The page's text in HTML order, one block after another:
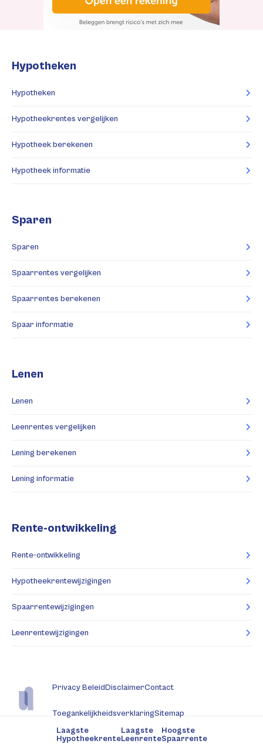
Hypotheken
Hypotheken
Hypotheekrentes vergelijken
Hypotheek berekenen
Hypotheek informatie
Sparen
Sparen
Spaarrentes vergelijken
Spaarrentes berekenen
Spaar informatie
Lenen
Lenen
Leenrentes vergelijken
Lening berekenen
Lening informatie
Rente-ontwikkeling
Rente-ontwikkeling
Hypotheekrentewijzigingen
Spaarrentewijzigingen
Leenrentewijzigingen
Privacy BeleidDisclaimerContact
ToegankelijkheidsverklaringSitemap
Laagste
Hypotheekrente
Laagste
Leenrente
Hoogste
Spaarrente